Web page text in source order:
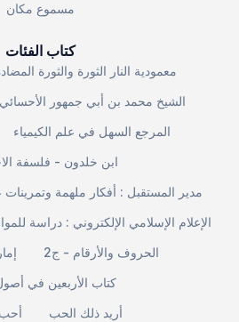
مسموع مكان
كتاب الفئات
معمودية النار الثورة والثورة
الشيخ محمد بن أبي جمهور
المرجع السهل في علم الكيمياء
ابن خلدون - فلسفة
مدير المستقبل : أفكار ملهمة وتمرينات
الإعلام الإسلامي الإلكتروني : دراسة
الحروف والأرقام - ج2
كتاب الأربعين في
أريد ذلك الحب